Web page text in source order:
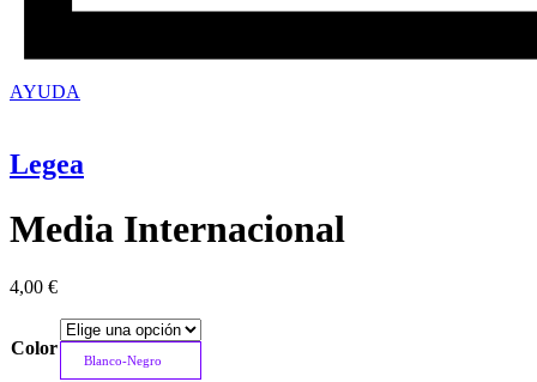
AYUDA
Legea
Media Internacional
4,00 €
Color
Blanco-Negro